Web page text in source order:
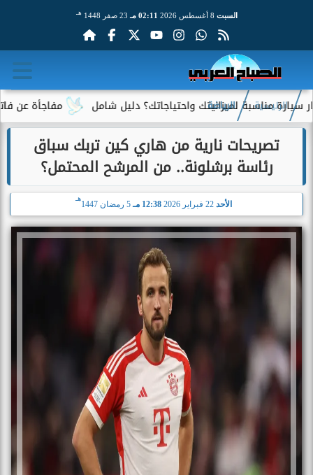
السبت 02:11 مـ 23 صفر 1448 هـ
مفاجأة عن فاتورة لميزانيتك واحتياجاتك؟ دليل شامل
الرئيسية الرياضة
تصريحات نارية من هاري كين تربك سباق
رئاسة برشلونة.. من المرشح المحتمل؟
الأحد 12:38 مـ 5 رمضان 1447
هـ